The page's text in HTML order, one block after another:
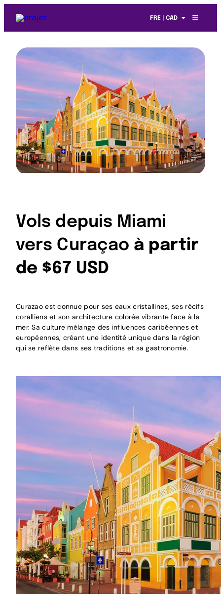
FRE | CAD
Vols depuis Miami
vers Curaçao à partir
de $67 USD
Curazao est connue pour ses eaux cristallines, ses récifs
coralliens et son architecture colorée vibrante face à la
mer. Sa culture mélange des influences caribéennes et
européennes, créant une identité unique dans la région
qui se reflète dans ses traditions et sa gastronomie.